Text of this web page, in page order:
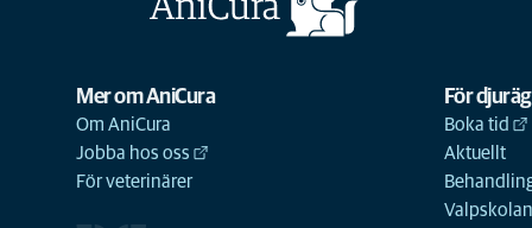
Mer om AniCura
Om AniCura
Jobba hos oss
För veterinärer
För
Boka tid
Aktuellt
Valpskolan